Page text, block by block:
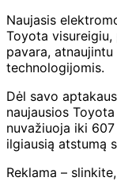
Naujasis
Toyota
pavara,
technologijomis.
Dėl savo
naujausios
nuvažiuoja iki
ilgiausią atstumą
Reklama –